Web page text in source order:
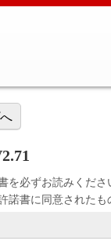
を必ずお読みくださ
諾書に同意された